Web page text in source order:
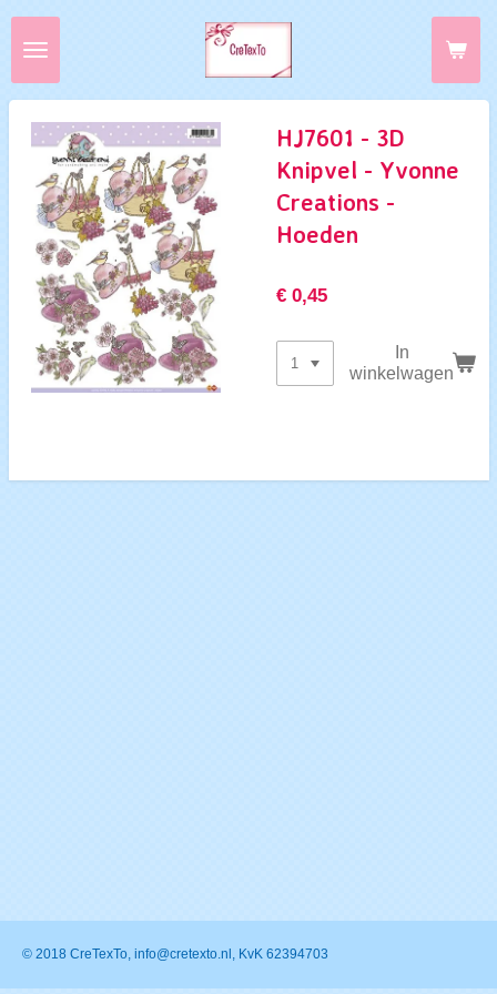
Ga
direct
de
hoofdinhoud
HJ7601 - 3D
Knipvel - Yvonne
Creations -
Hoeden
€ 0,45
In
winkelwagen
© 2018 CreTexTo, info@cretexto.nl, KvK 62394703